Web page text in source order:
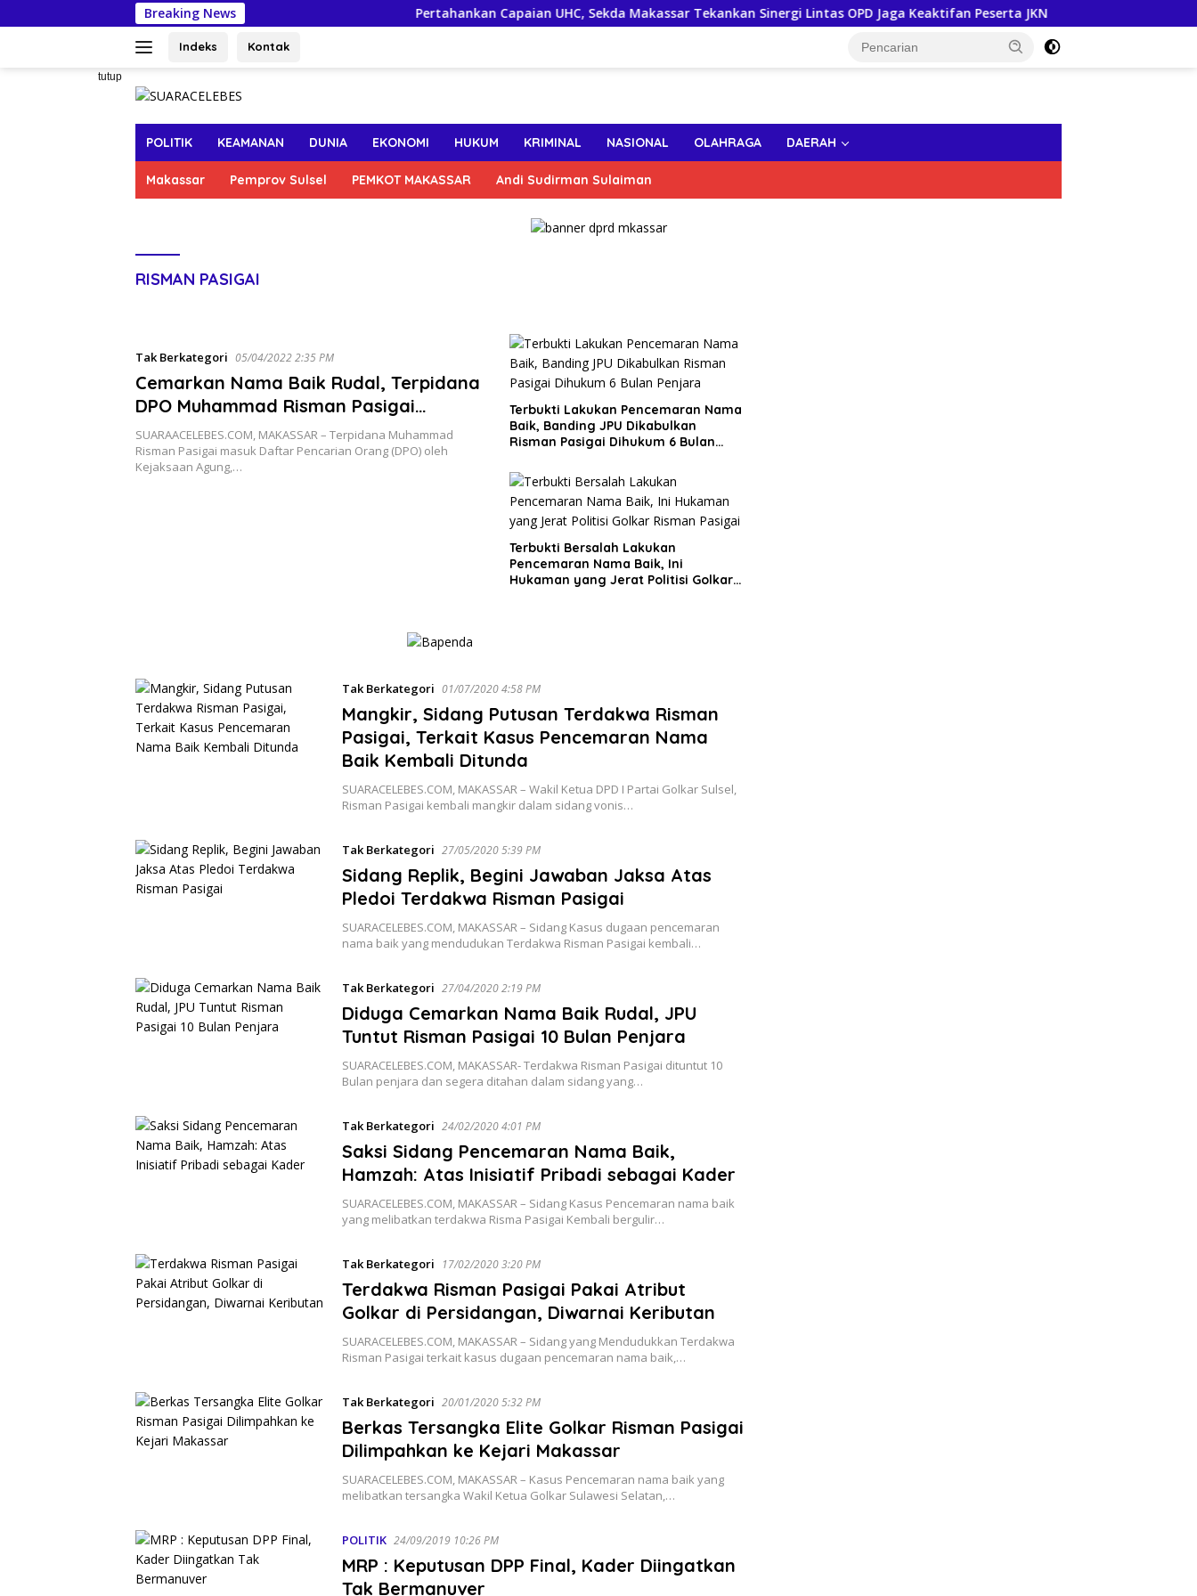
ke
Breaking News Pertahankan Capaian UHC, Sekda Makassar Tekankan Sinergi Lintas OPD Jaga Keaktifan Peserta JKN
Indeks Kontak
tutup
POLITIK KEAMANAN DUNIA EKONOMI HUKUM KRIMINAL NASIONAL OLAHRAGA DAERAH
Makassar Pemprov Sulsel PEMKOT MAKASSAR Andi Sudirman Sulaiman
RISMAN PASIGAI
Tak Berkategori 05/04/2022 2:35 PM
Cemarkan Nama Baik Rudal, Terpidana
DPO Muhammad Risman Pasigai
Akhirnya Ditangkap
SUARAACELEBES.COM, MAKASSAR – Terpidana Muhammad
Risman Pasigai masuk Daftar Pencarian Orang (DPO) oleh
Kejaksaan Agung,…
Terbukti Lakukan Pencemaran Nama
Baik, Banding JPU Dikabulkan
Risman Pasigai Dihukum 6 Bulan
Terbukti Bersalah Lakukan
Pencemaran Nama Baik, Ini
Hukaman yang Jerat Politisi Golkar
Tak Berkategori 01/07/2020 4:58 PM
Mangkir, Sidang Putusan Terdakwa Risman
Pasigai, Terkait Kasus Pencemaran Nama
Baik Kembali Ditunda
SUARACELEBES.COM, MAKASSAR – Wakil Ketua DPD I Partai Golkar Sulsel,
Risman Pasigai kembali mangkir dalam sidang vonis…
Tak Berkategori 27/05/2020 5:39 PM
Sidang Replik, Begini Jawaban Jaksa Atas
Pledoi Terdakwa Risman Pasigai
SUARACELEBES.COM, MAKASSAR – Sidang Kasus dugaan pencemaran
nama baik yang mendudukan Terdakwa Risman Pasigai kembali…
Tak Berkategori 27/04/2020 2:19 PM
Diduga Cemarkan Nama Baik Rudal, JPU
Tuntut Risman Pasigai 10 Bulan Penjara
SUARACELEBES.COM, MAKASSAR- Terdakwa Risman Pasigai dituntut 10
Bulan penjara dan segera ditahan dalam sidang yang…
Tak Berkategori 24/02/2020 4:01 PM
Saksi Sidang Pencemaran Nama Baik,
Hamzah: Atas Inisiatif Pribadi sebagai Kader
SUARACELEBES.COM, MAKASSAR – Sidang Kasus Pencemaran nama baik
yang melibatkan terdakwa Risma Pasigai Kembali bergulir…
Tak Berkategori 17/02/2020 3:20 PM
Terdakwa Risman Pasigai Pakai Atribut
Golkar di Persidangan, Diwarnai Keributan
SUARACELEBES.COM, MAKASSAR – Sidang yang Mendudukkan Terdakwa
Risman Pasigai terkait kasus dugaan pencemaran nama baik,…
Tak Berkategori 20/01/2020 5:32 PM
Berkas Tersangka Elite Golkar Risman Pasigai
Dilimpahkan ke Kejari Makassar
SUARACELEBES.COM, MAKASSAR – Kasus Pencemaran nama baik yang
melibatkan tersangka Wakil Ketua Golkar Sulawesi Selatan,…
POLITIK 24/09/2019 10:26 PM
MRP : Keputusan DPP Final, Kader Diingatkan
Tak Bermanuver